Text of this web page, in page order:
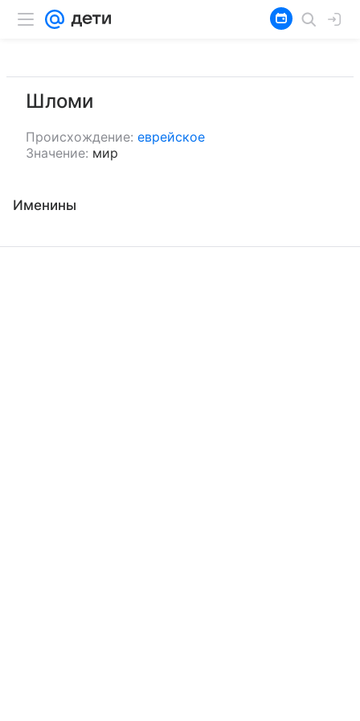
Шломи
Происхождение: еврейское
Значение: мир
Именины